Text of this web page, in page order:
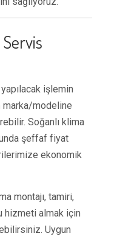
işlemin
marka/modeline
Soğanlı klima
şeffaf fiyat
ekonomik
montajı, tamiri,
hizmeti almak için
Uygun